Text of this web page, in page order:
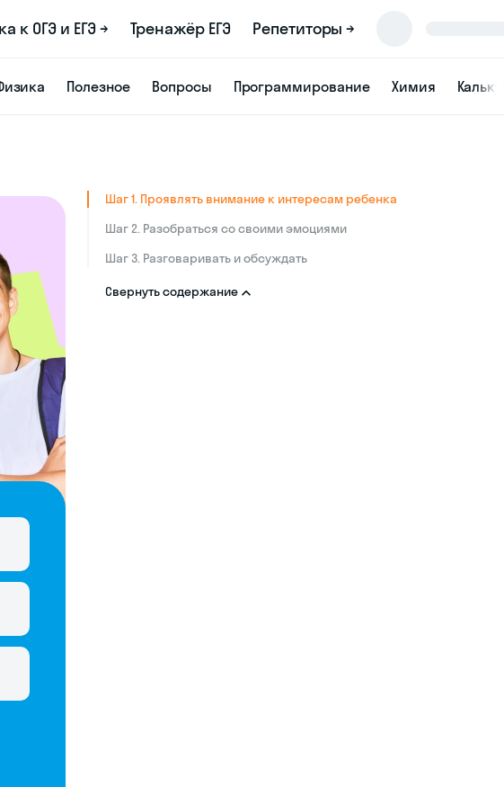
к ОГЭ и ЕГЭ → Тренажёр ЕГЭ Репетиторы →
Полезное Вопросы Программирование Химия
Шаг 1. Проявлять внимание к интересам ребенка
Шаг 2. Разобраться со своими эмоциями
Шаг 3. Разговаривать и обсуждать
Свернуть содержание